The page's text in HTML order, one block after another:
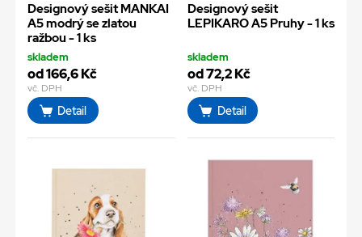
Designový sešit MANKAI
A5 modrý se zlatou
ražbou - 1 ks
skladem
od 166,6 Kč
vč. DPH
Detail
Designový sešit
LEPIKARO A5 Pruhy - 1 ks
skladem
od 72,2 Kč
vč. DPH
Detail